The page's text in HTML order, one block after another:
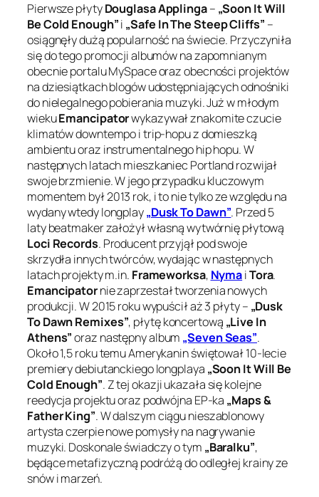
Pierwsze płytyDouglasa Applinga– „Soon It Will
Be Cold Enough”i „Safe In The Steep Cliffs” –
osiągnęły dużą popularność na świecie. Przyczyniła
się do tego promocji albumów na zapomnianym
obecnie portalu MySpace oraz obecności projektów
na dziesiątkach blogów udostępniających odnośniki
do nielegalnego pobierania muzyki. Już w młodym
wiekuEmancipatorwykazywał znakomite czucie
klimatów downtempo i trip-hopu z domieszką
ambientu oraz instrumentalnego hip hopu. W
następnych latach mieszkaniec Portland rozwijał
swoje brzmienie. W jego przypadku kluczowym
momentem był 2013 rok, i to nie tylko ze względu na
wydany wtedy longplay„Dusk To Dawn”. Przed 5
laty beatmaker założył własną wytwórnię płytową
Loci Records. Producent przyjął pod swoje
skrzydła innych twórców, wydając w następnych
latach projekty m.in. Frameworksa, NymaiTora.
Emancipatornie zaprzestał tworzenia nowych
produkcji. W 2015 roku wypuścił aż 3 płyty – „Dusk
To Dawn Remixes”, płytę koncertową „Live In
Athens”oraz następny album „Seven Seas”.
Około 1,5 roku temu Amerykanin świętował 10-lecie
premiery debiutanckiego longplaya „Soon It Will Be
Cold Enough”. Z tej okazji ukazała się kolejne
reedycja projektu oraz podwójna EP-ka „Maps &
Father King”. W dalszym ciągu nieszablonowy
artysta czerpie nowe pomysły na nagrywanie
muzyki. Doskonale świadczy o tym „Baralku”,
będące metafizyczną podróżą do odległej krainy ze
snów i marzeń.